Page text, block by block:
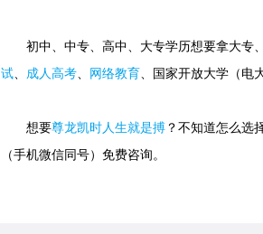
初中、中专、高中、大专学历想要拿大专、
试、 成人高考、 网络教育、国家开放大学（电
想要尊龙凯时人生就是搏 ？不知道怎么选
（手机微信同号）免费咨询。